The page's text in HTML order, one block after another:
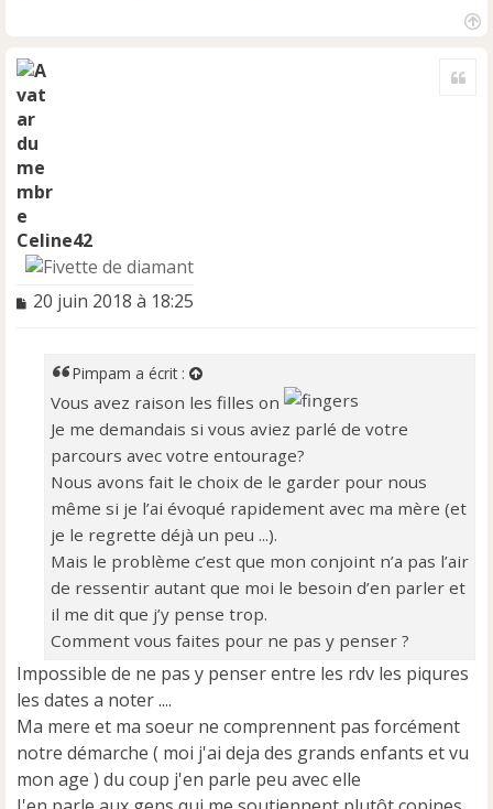
Celine42
M
20 juin 2018 à 18:25
Pimpam a écrit :
Vous avez raison les filles on
Je me demandais si vous aviez parlé de votre
parcours avec votre entourage?
Nous avons fait le choix de le garder pour nous
même si je l’ai évoqué rapidement avec ma mère (et
je le regrette déjà un peu ...).
Mais le problème c’est que mon conjoint n’a pas l’air
de ressentir autant que moi le besoin d’en parler et
il me dit que j’y pense trop.
Comment vous faites pour ne pas y penser ?
Impossible de ne pas y penser entre les rdv les piqures
les dates a noter ....
Ma mere et ma soeur ne comprennent pas forcément
notre démarche ( moi j'ai deja des grands enfants et vu
mon age ) du coup j'en parle peu avec elle